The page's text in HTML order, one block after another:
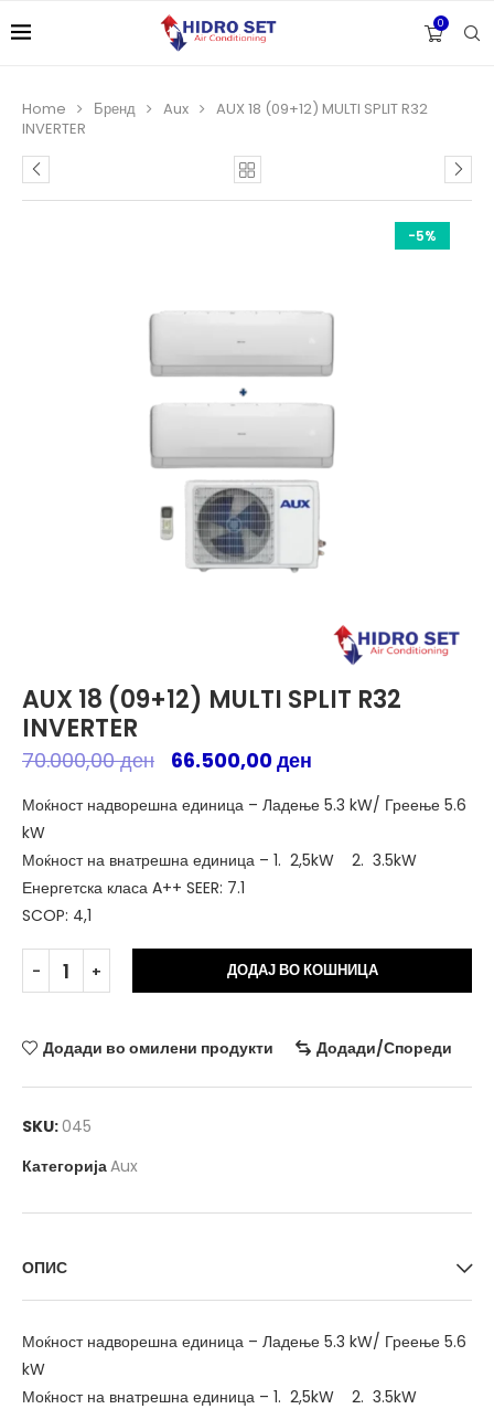
0
Home Бренд Aux
AUX 18 (09+12) MULTI SPLIT R32
INVERTER
-5%
AUX 18 (09+12) MULTI SPLIT R32
INVERTER
70.000,00ден 66.500,00ден
Моќност надворешна единица – Ладење 5.3 kW/ Греење 5.6
kW
Моќност на внатрешна единица – 1. 2,5kW 2. 3.5kW
Енергетска класа A++ SEER: 7.1
SCOP: 4,1
ДОДАЈ ВО КОШНИЦА
Додади во омилени продукти Додади/Спореди
SKU:045
КатегоријаAux
ОПИС
Моќност надворешна единица – Ладење 5.3 kW/ Греење 5.6
kW
Моќност на внатрешна единица – 1. 2,5kW 2. 3.5kW